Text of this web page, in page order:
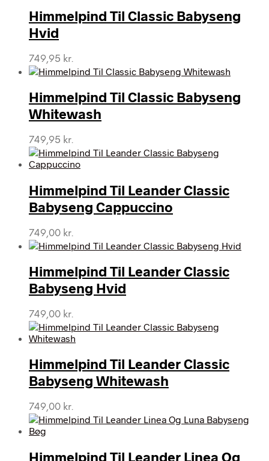
var:
479,95 kr..
er:
239,95 kr..
Himmelpind Til Classic Babyseng
Hvid
749,95 kr.
Himmelpind Til Classic Babyseng
Whitewash
749,95 kr.
Himmelpind Til Leander Classic
Babyseng Cappuccino
749,00 kr.
Himmelpind Til Leander Classic
Babyseng Hvid
749,00 kr.
Himmelpind Til Leander Classic
Babyseng Whitewash
749,00 kr.
Himmelpind Til Leander Linea Og